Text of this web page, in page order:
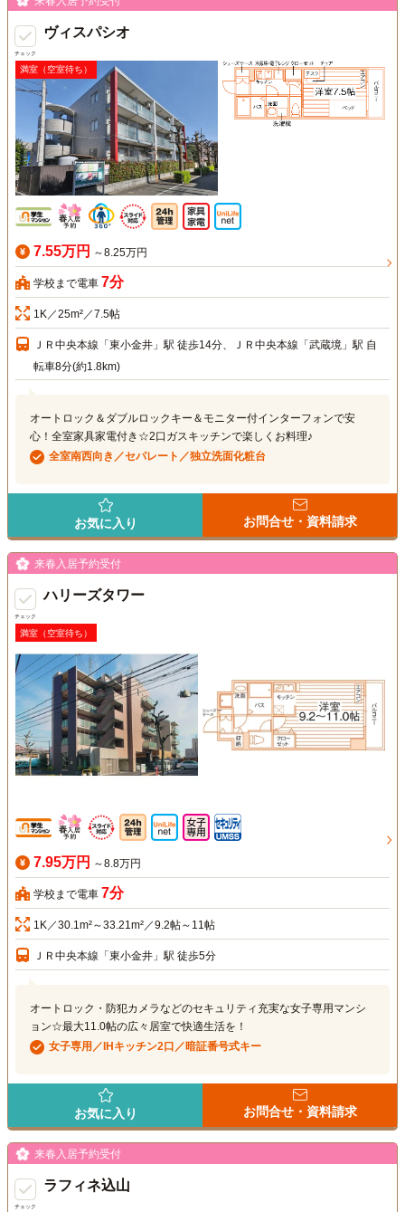
チェック
ヴィスパシオ
満室（空室待ち）
7.55万円 ～8.25万円
学校まで電車 7分
1K／25m²／7.5帖
ＪＲ中央本線「東小金井」駅 徒歩14分、ＪＲ中央本線「武蔵境」駅 自
転車8分(約1.8km)
オートロック＆ダブルロックキー＆モニター付インターフォンで安
心！全室家具家電付き☆2口ガスキッチンで楽しくお料理♪
全室南西向き／セパレート／独立洗面化粧台
お気に入り お問合せ・資料請求
チェック
来春入居予約受付
ハリーズタワー
満室（空室待ち）
7.95万円 ～8.8万円
学校まで電車 7分
1K／30.1m²～33.21m²／9.2帖～11帖
ＪＲ中央本線「東小金井」駅 徒歩5分
オートロック・防犯カメラなどのセキュリティ充実な女子専用マンシ
ョン☆最大11.0帖の広々居室で快適生活を！
女子専用／IHキッチン2口／暗証番号式キー
お気に入り お問合せ・資料請求
チェック
来春入居予約受付
ラフィネ込山